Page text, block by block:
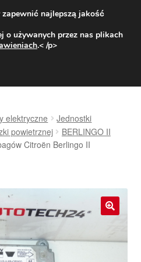
od 31 zł
800 003 167
elektryczne
Jednostki
powietrznej
BERLINGO II
Citroën Berlingo II
najlepszą jakość
o używanych przez nas plikach
.< /p>